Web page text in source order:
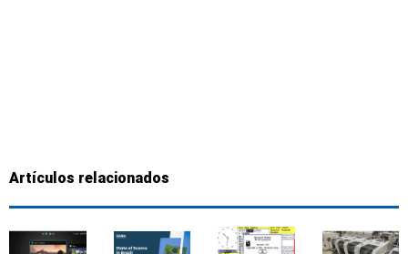
Artículos relacionados